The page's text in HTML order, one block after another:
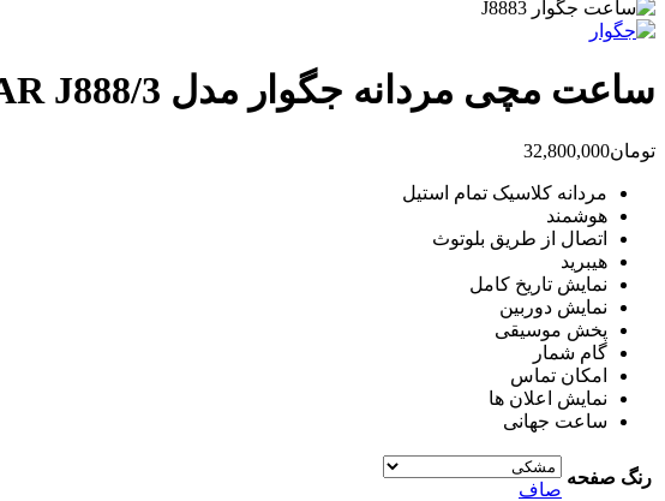
ساعت مچی مردانه جگوار مدل JAGUAR J888/3
تومان32,800,000
مردانه کلاسیک تمام استیل
هوشمند
اتصال از طریق بلوتوث
هیبرید
نمایش تاریخ کامل
نمایش دوربین
پخش موسیقی
گام شمار
امکان تماس
نمایش اعلان ها
ساعت جهانی
رنگ صفحه
صاف